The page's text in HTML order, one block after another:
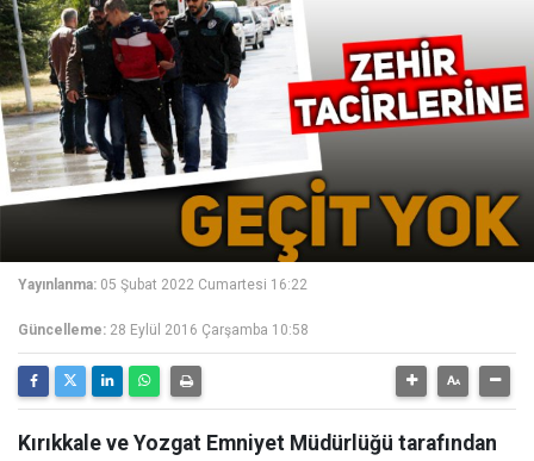
Yayınlanma: 05 Şubat 2022 Cumartesi 16:22
Güncelleme: 28 Eylül 2016 Çarşamba 10:58
Kırıkkale ve Yozgat Emniyet Müdürlüğü tarafından